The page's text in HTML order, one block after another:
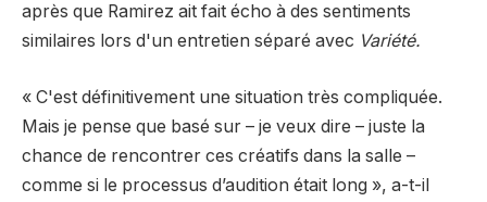
après que Ramirez ait fait écho à des sentiments
similaires lors d'un entretien séparé avec Variété.
« C'est définitivement une situation très compliquée.
Mais je pense que basé sur – je veux dire – juste la
chance de rencontrer ces créatifs dans la salle –
comme si le processus d’audition était long », a-t-il